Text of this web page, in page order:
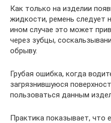
Как только на изделии
жидкости, ремень следует
ином случае это может
через зубцы,
обрыву.
Грубая ошибка, когда
загрязнившуюся
пользоваться данным
Практика показывает, что